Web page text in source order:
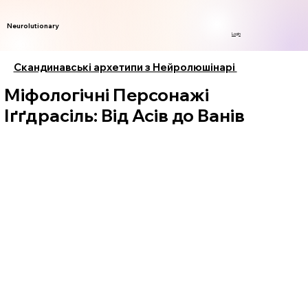
Neurolutionary
Login
Скандинавські архетипи з Нейролюшінарі
Міфологічні Персонажі
Іґґдрасіль: Від Асів до Ванів